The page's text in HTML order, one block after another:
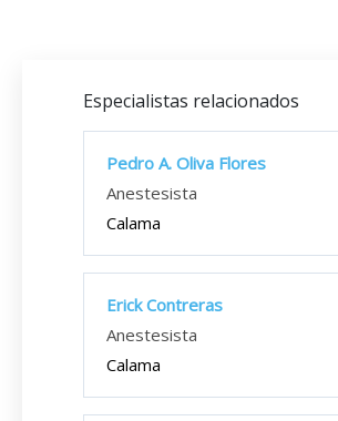
Especialistas relacionados
Pedro A. Oliva Flores
Anestesista
Calama
Erick Contreras
Anestesista
Calama